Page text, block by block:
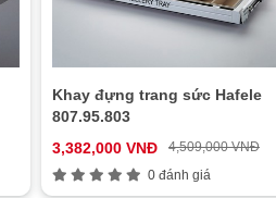
Khay đựng trang sức Hafele
807.95.803
3,382,000 VNĐ
4,509,000 VNĐ
0 đánh giá